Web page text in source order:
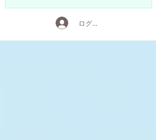
ログイン